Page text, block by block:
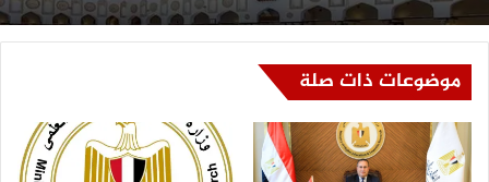
موضوعات ذات صلة